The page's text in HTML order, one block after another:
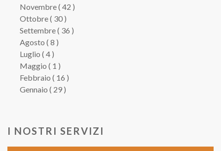
Novembre ( 42 )
Ottobre ( 30 )
Settembre ( 36 )
Agosto ( 8 )
Luglio ( 4 )
Maggio ( 1 )
Febbraio ( 16 )
Gennaio ( 29 )
I NOSTRI SERVIZI